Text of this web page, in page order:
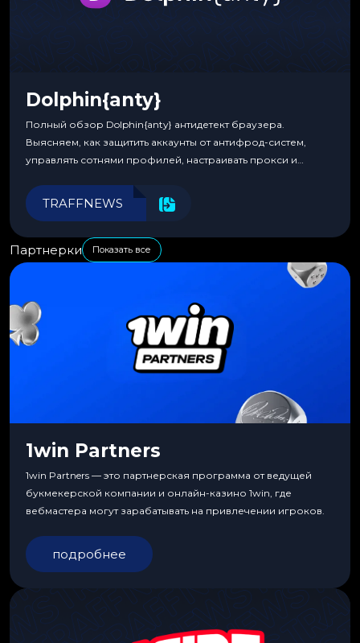
Dolphin{anty}
Полный обзор Dolphin{anty} антидетект браузера.
Выясняем, как защитить аккаунты от антифрод-систем,
управлять сотнями профилей, настраивать прокси и
эффективности.
TRAFFNEWS
Партнерки Показать все
1win Partners
1win Partners — это партнерская программа от ведущей
букмекерской компании и онлайн-казино 1win, где
вебмастера могут зарабатывать на привлечении игроков.
подробнее